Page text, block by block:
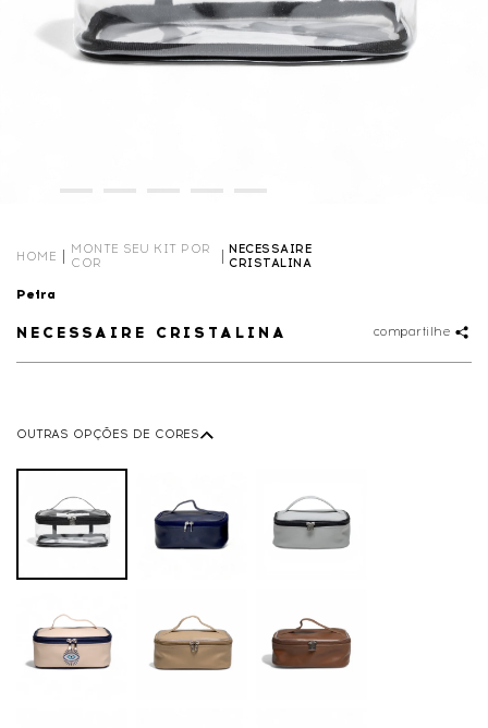
HOME
MONTE SEU KIT POR
COR
NECESSAIRE
CRISTALINA
Petra
NECESSAIRE CRISTALINA compartilhe
OUTRAS OPÇÕES DE CORES